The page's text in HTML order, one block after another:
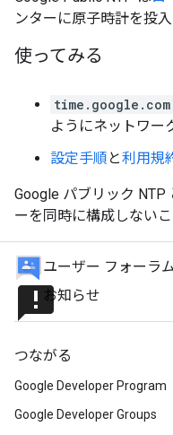
ンターに原子時計を投
使ってみる
time.google.com
ようにネットワー
設定手順 と利用規
Google パブリック NTP
ーを同時に構成しない
ユーザー フォーラ
announcementお知らせ
つながる
Google Developer Program
Google Developer Groups